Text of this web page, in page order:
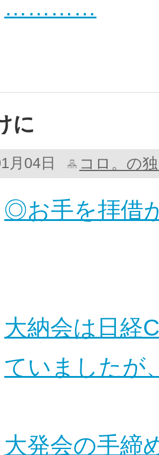
…………
に
月04日 コロ。の
◎お手を拝借
大納会は日経
ていましたが
大発会の手締